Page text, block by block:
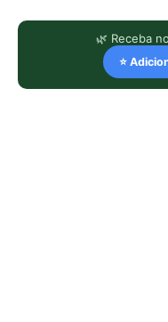
🌿 Receba
⭐